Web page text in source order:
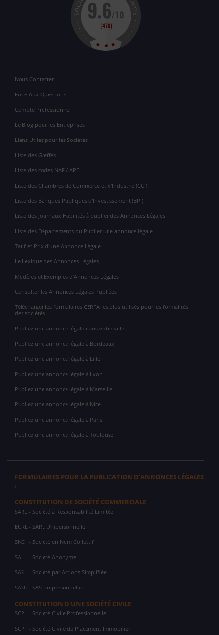
Nous Contacter
Foire Aux Questions
Compte Professionnel
Le Blog pour les Entreprises
Liens Utiles pour les Sociétés
Liste des Greffes
Liste des codes NAF / APE
Liste des Chambres de Commerce et d'Industrie (CCI)
Liste des Banques Publiques d'Investissement (BPI)
Liste des Journaux Habilités à publier des Annonces Légales
Liste des Départements ou Publier une annonce légale
Tarif et Prix d'une Annonce Légale
Le Lexique des Annonces Légales
Modèles et Exemples d'Annonces Légales
Consulter les Annonces Légales Publiées
Télécharger les formulaires CERFA les plus utilisés pour les formalités
des sociétés
Publiez une annonce légale dans votre ville
Publiez une annonce légale à Bordeaux
Publiez une annonce légale à Lille
Publiez une annonce légale à Lyon
Publiez une annonce légale à Marseille
Publiez une annonce légale à Nice
Publiez une annonce légale à Paris
Publiez une annonce légale à Toulouse
FORMULAIRES POUR LA PUBLICATION D'ANNONCES LÉGALES
:
CONSTITUTION DE SOCIÉTÉ COMMERCIALE
SARL - Société à Responsabilité Limitée
EURL - SARL Unipersonnelle
SNC - Société en Nom Collectif
SA - Société Anonyme
SAS - Société par Actions Simplifiée
SASU - SAS Unipersonnelle
CONSTITUTION D'UNE SOCIÉTÉ CIVILE
SCP - Société Civile Professionnelle
SCPI - Société Civile de Placement Immobilier